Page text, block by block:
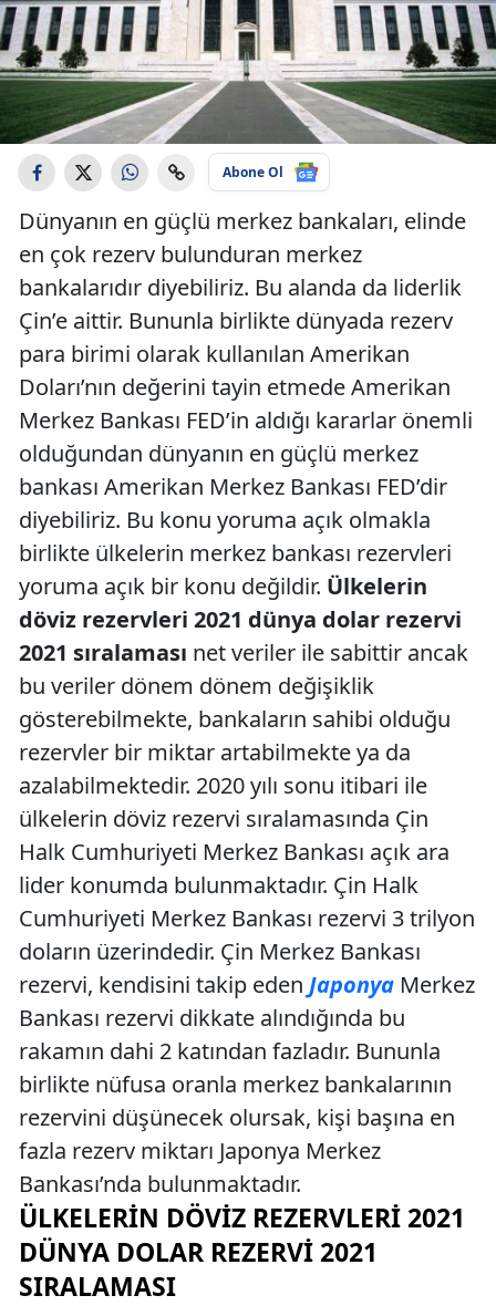
Abone Ol
Dünyanın en güçlü merkez bankaları, elinde
en çok rezerv bulunduran merkez
bankalarıdır diyebiliriz. Bu alanda da liderlik
Çin’e aittir. Bununla birlikte dünyada rezerv
para birimi olarak kullanılan Amerikan
Doları’nın değerini tayin etmede Amerikan
Merkez Bankası FED’in aldığı kararlar önemli
olduğundan dünyanın en güçlü merkez
bankası Amerikan Merkez Bankası FED’dir
diyebiliriz. Bu konu yoruma açık olmakla
birlikte ülkelerin merkez bankası rezervleri
yoruma açık bir konu değildir. Ülkelerin
döviz rezervleri 2021 dünya dolar rezervi
2021 sıralaması net veriler ile sabittir ancak
bu veriler dönem dönem değişiklik
gösterebilmekte, bankaların sahibi olduğu
rezervler bir miktar artabilmekte ya da
azalabilmektedir. 2020 yılı sonu itibari ile
ülkelerin döviz rezervi sıralamasında Çin
Halk Cumhuriyeti Merkez Bankası açık ara
lider konumda bulunmaktadır. Çin Halk
Cumhuriyeti Merkez Bankası rezervi 3 trilyon
doların üzerindedir. Çin Merkez Bankası
rezervi, kendisini takip eden Japonya Merkez
Bankası rezervi dikkate alındığında bu
rakamın dahi 2 katından fazladır. Bununla
birlikte nüfusa oranla merkez bankalarının
rezervini düşünecek olursak, kişi başına en
fazla rezerv miktarı Japonya Merkez
Bankası’nda bulunmaktadır.
ÜLKELERIN DÖVIZ REZERVLERI 2021
DÜNYA DOLAR REZERVI 2021
SIRALAMASI